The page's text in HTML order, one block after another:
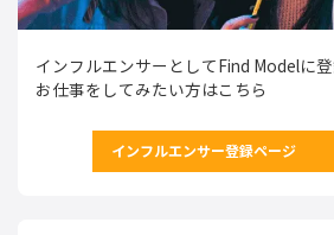
インフルエンサーとしてFind Modelに
お仕事をしてみたい方はこちら
インフルエンサー登録ページ